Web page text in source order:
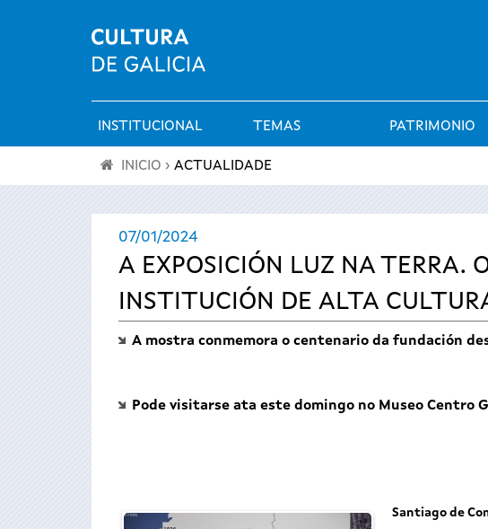
Menú
principal
INSTITUCIONAL TEMAS PATRIMONIO
está
INICIO › ACTUALIDADE
07/01/2024
A EXPOSICIÓN LUZ NA TERRA.
INSTITUCIÓN DE ALTA
A mostra conmemora o centenario da fundación
Pode visitarse ata este domingo no Museo Centro
Santiago de